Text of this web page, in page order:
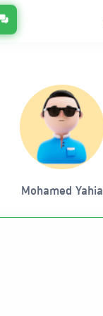
Mohamed Yahia